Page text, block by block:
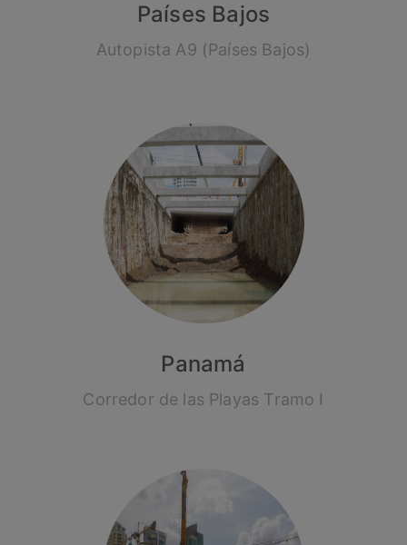
Países Bajos
Autopista A9 (Países Bajos)
Panamá
Corredor de las Playas Tramo I